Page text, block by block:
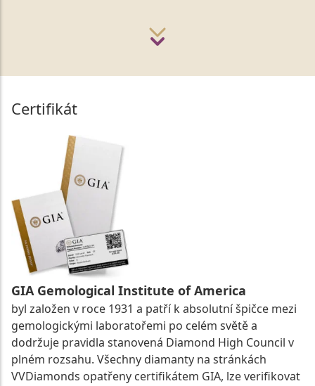
Certifikát
GIA Gemological Institute of America
byl založen v roce 1931 a patří k absolutní špičce mezi
gemologickými laboratořemi po celém světě a
dodržuje pravidla stanovená Diamond High Council v
plném rozsahu. Všechny diamanty na stránkách
VVDiamonds opatřeny certifikátem GIA, lze verifikovat